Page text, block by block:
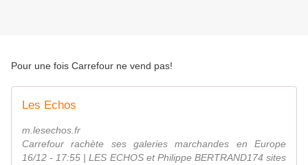
Pour une fois Carrefour ne vend pas!
Les Echos
m.lesechos.fr
Carrefour rachète ses galeries marchandes en Europe
16/12 - 17:55 | LES ECHOS et Philippe BERTRAND174 sites